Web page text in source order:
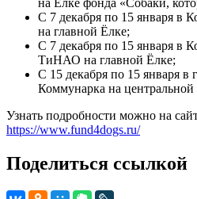
на Ёлке фонда «Собаки,
С 7 декабря по 15 января в
на главной Ёлке;
С 7 декабря по 15 января в
ТиНАО на главной Ёлке;
С 15 декабря по 15 января в
Коммунарка на
Узнать подробности можно на
https://www.fund4dogs.ru/
Поделиться ссылкой